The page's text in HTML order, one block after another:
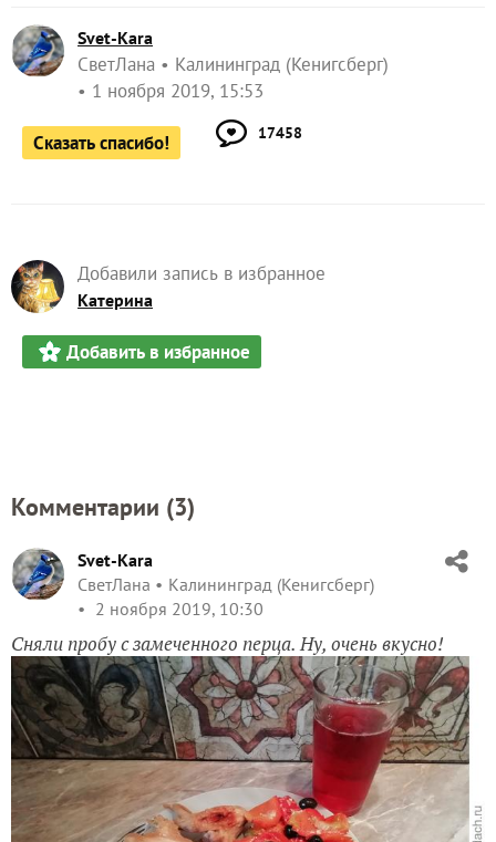
Svet-Kara
СветЛана
Калининград (Кенигсберг)
1 ноября 2019, 15:53
Сказать спасибо! 17458
Добавили запись в избранное
Катерина
Добавить в избранное
Комментарии (3)
Svet-Kara
СветЛана
Калининград (Кенигсберг)
2 ноября 2019, 10:30
Сняли пробу с замеченного перца. Ну, очень вкусно!